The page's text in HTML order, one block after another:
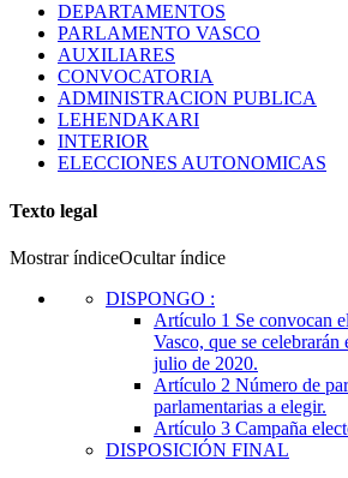
DEPARTAMENTOS
PARLAMENTO VASCO
AUXILIARES
CONVOCATORIA
ADMINISTRACION PUBLICA
LEHENDAKARI
INTERIOR
ELECCIONES AUTONOMICAS
Texto legal
Mostrar índiceOcultar índice
DISPONGO :
Artículo 1 Se convocan
Vasco, que se
julio de 2020.
Artículo 2 Número de
parlamentarias a elegir.
Artículo 3 Campaña
DISPOSICIÓN FINAL